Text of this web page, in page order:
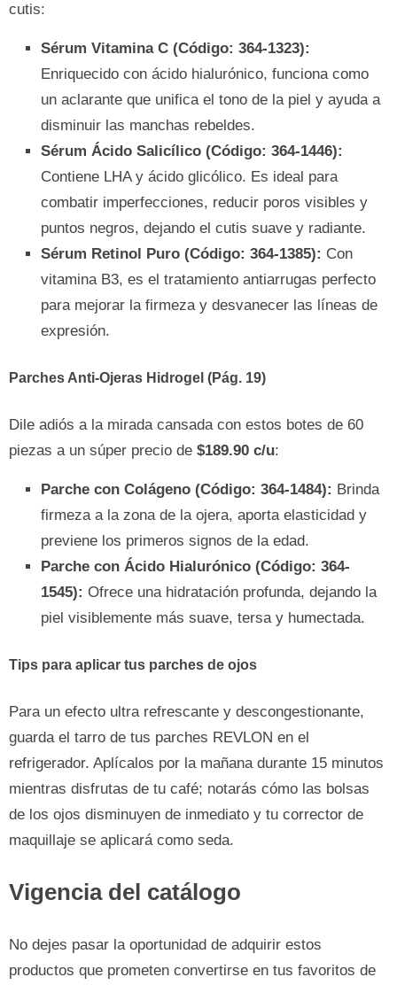
cutis:
Sérum Vitamina C (Código: 364-1323):
Enriquecido con ácido hialurónico, funciona como
un aclarante que unifica el tono de la piel y ayuda a
disminuir las manchas rebeldes.
Sérum Ácido Salicílico (Código: 364-1446):
Contiene LHA y ácido glicólico. Es ideal para
combatir imperfecciones, reducir poros visibles y
puntos negros, dejando el cutis suave y radiante.
Sérum Retinol Puro (Código: 364-1385): Con
vitamina B3, es el tratamiento antiarrugas perfecto
para mejorar la firmeza y desvanecer las líneas de
expresión.
Parches Anti-Ojeras Hidrogel (Pág. 19)
Dile adiós a la mirada cansada con estos botes de 60
piezas a un súper precio de $189.90 c/u:
Parche con Colágeno (Código: 364-1484): Brinda
firmeza a la zona de la ojera, aporta elasticidad y
previene los primeros signos de la edad.
Parche con Ácido Hialurónico (Código: 364-
1545): Ofrece una hidratación profunda, dejando la
piel visiblemente más suave, tersa y humectada.
Tips para aplicar tus parches de ojos
Para un efecto ultra refrescante y descongestionante,
guarda el tarro de tus parches REVLON en el
refrigerador. Aplícalos por la mañana durante 15 minutos
mientras disfrutas de tu café; notarás cómo las bolsas
de los ojos disminuyen de inmediato y tu corrector de
maquillaje se aplicará como seda.
Vigencia del catálogo
No dejes pasar la oportunidad de adquirir estos
productos que prometen convertirse en tus favoritos de